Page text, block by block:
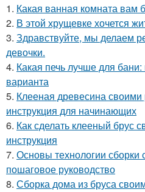
1. Какая ванная комната вам
2. В этой хрущевке хочется
3. Здравствуйте, мы делаем
девочки.
4. Какая печь лучше для
варианта
5. Клееная древесина
инструкция для начинающих
6. Как сделать клееный брус
инструкция
7. Основы технологии сборки
пошаговое руководство
8. Сборка дома из бруса